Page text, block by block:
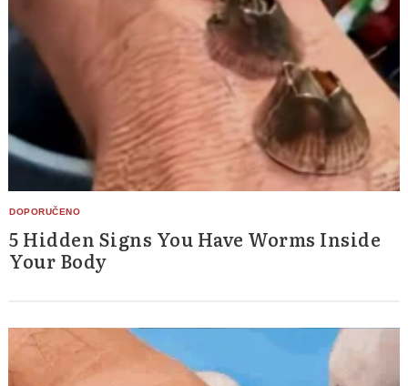
5 Hidden Signs You Have Worms Inside
Your Body